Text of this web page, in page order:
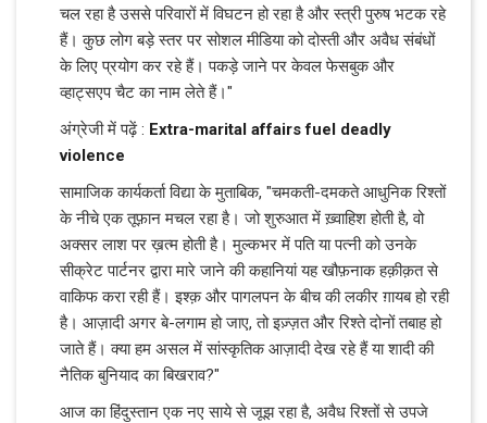
चल रहा है उससे परिवारों में विघटन हो रहा है और स्त्री पुरुष भटक रहे
हैं। कुछ लोग बड़े स्तर पर सोशल मीडिया को दोस्ती और अवैध संबंधों
के लिए प्रयोग कर रहे हैं। पकड़े जाने पर केवल फेसबुक और
व्हाट्सएप चैट का नाम लेते हैं।"
अंग्रेजी में पढ़ें : Extra-marital affairs fuel deadly
violence
सामाजिक कार्यकर्ता विद्या के मुताबिक, "चमकती-दमकते आधुनिक रिश्तों
के नीचे एक तूफ़ान मचल रहा है। जो शुरुआत में ख़्वाहिश होती है, वो
अक्सर लाश पर ख़त्म होती है। मुल्कभर में पति या पत्नी को उनके
सीक्रेट पार्टनर द्वारा मारे जाने की कहानियां यह खौफ़नाक हक़ीक़त से
वाकिफ करा रही हैं। इश्क़ और पागलपन के बीच की लकीर ग़ायब हो रही
है। आज़ादी अगर बे-लगाम हो जाए, तो इज़्ज़त और रिश्ते दोनों तबाह हो
जाते हैं। क्या हम असल में सांस्कृतिक आज़ादी देख रहे हैं या शादी की
नैतिक बुनियाद का बिखराव?"
आज का हिंदुस्तान एक नए साये से जूझ रहा है, अवैध रिश्तों से उपजे